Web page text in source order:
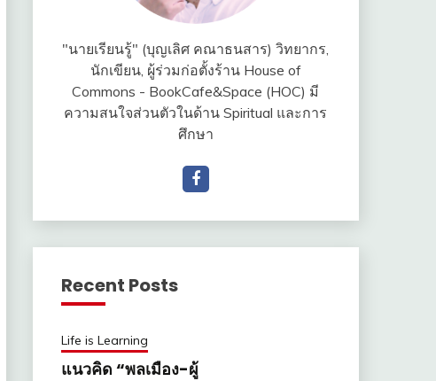
"นายเรียนรู้" (บุญเลิศ คณาธนสาร) วิทยากร,
นักเขียน, ผู้ร่วมก่อตั้งร้าน House of
Commons - BookCafe&Space (HOC) มี
ความสนใจส่วนตัวในด้าน Spiritual และการ
ศึกษา
Recent Posts
Life is Learning
แนวคิด “พลเมือง-ผู้